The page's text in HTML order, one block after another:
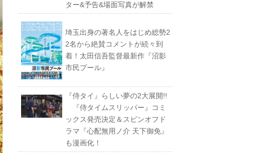
ター&予告&場面写真が解禁
埼玉出身の著名人をはじめ総勢2
2名から絶賛コメントが続々到
着！太田信吾監督最新作『沼影
市民プール』
『侍タイ』らしい夢の2大展開!!
『侍タイムスリッパー』コミ
ックス発売決定＆スピンオフド
ラマ『心配無用ノ介 天下御免』
も漫画化！